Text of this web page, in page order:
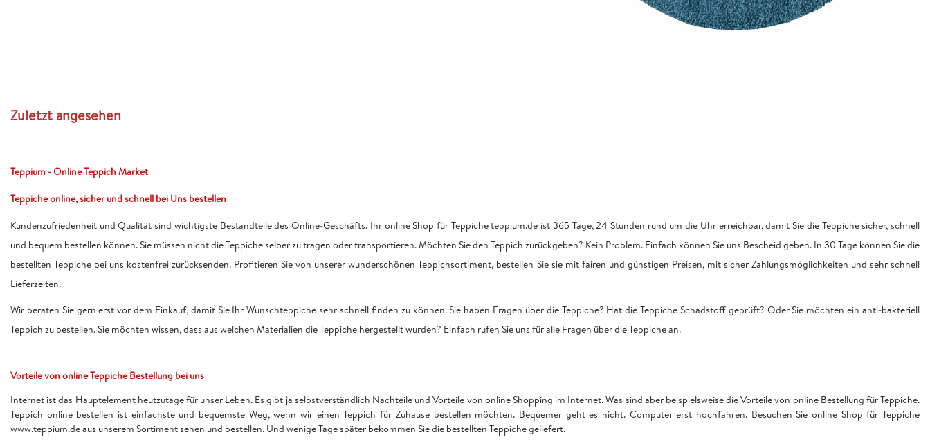
Zuletzt angesehen
Teppium - Online Teppich Market
Teppiche online, sicher und schnell bei Uns bestellen
Kundenzufriedenheit und Qualität sind wichtigste Bestandteile des Online-Geschäfts. Ihr online Shop für Teppiche teppium.de ist 365 Tage, 24 Stunden rund um die Uhr erreichbar, damit Sie die Teppiche sicher, schnell
und bequem bestellen können. Sie müssen nicht die Teppiche selber zu tragen oder transportieren. Möchten Sie den Teppich zurückgeben? Kein Problem. Einfach können Sie uns Bescheid geben. In 30 Tage können Sie die
bestellten Teppiche bei uns kostenfrei zurücksenden. Profitieren Sie von unserer wunderschönen Teppichsortiment, bestellen Sie sie mit fairen und günstigen Preisen, mit sicher Zahlungsmöglichkeiten und sehr schnell
Lieferzeiten.
Wir beraten Sie gern erst vor dem Einkauf, damit Sie Ihr Wunschteppiche sehr schnell finden zu können. Sie haben Fragen über die Teppiche? Hat die Teppiche Schadstoff geprüft? Oder Sie möchten ein anti-bakteriell
Teppich zu bestellen. Sie möchten wissen, dass aus welchen Materialien die Teppiche hergestellt wurden? Einfach rufen Sie uns für alle Fragen über die Teppiche an.
Vorteile von online Teppiche Bestellung bei uns
Internet ist das Hauptelement heutzutage für unser Leben. Es gibt ja selbstverständlich Nachteile und Vorteile von online Shopping im Internet. Was sind aber beispielsweise die Vorteile von online Bestellung für Teppiche.
Teppich online bestellen ist einfachste und bequemste Weg, wenn wir einen Teppich für Zuhause bestellen möchten. Bequemer geht es nicht. Computer erst hochfahren. Besuchen Sie online Shop für Teppiche
www.teppium.de aus unserem Sortiment sehen und bestellen. Und wenige Tage später bekommen Sie die bestellten Teppiche geliefert.